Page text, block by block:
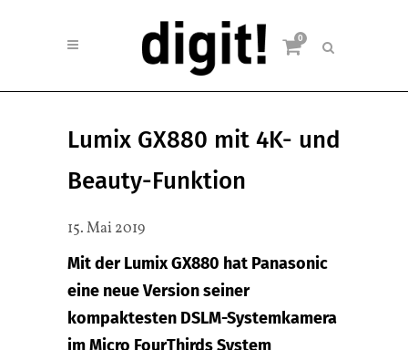
0
Lumix GX880 mit 4K- und
Beauty-Funktion
15. Mai 2019
Mit der Lumix GX880 hat Panasonic
eine neue Version seiner
kompaktesten DSLM-Systemkamera
im Micro FourThirds System